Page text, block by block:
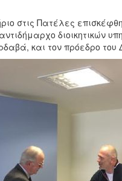
στις Πατέλες
διοικητικών
και τον πρόεδρο